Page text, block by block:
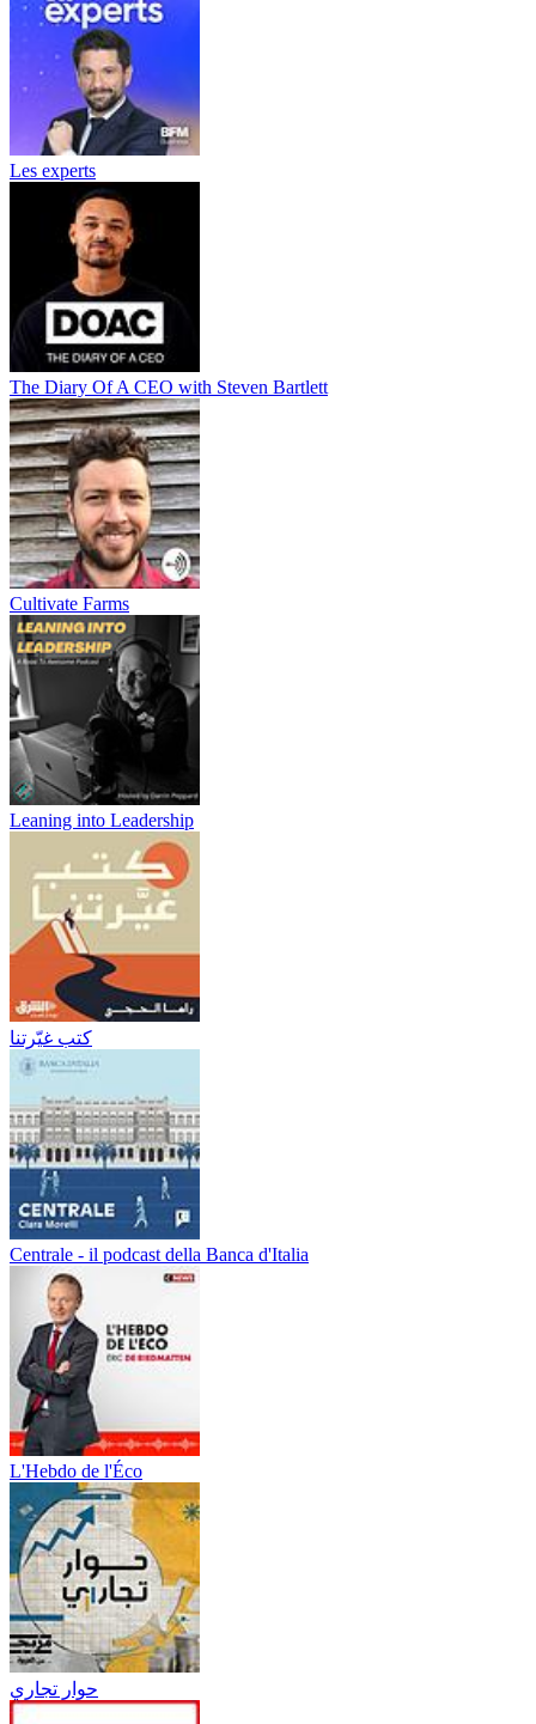
Les experts
The Diary Of A CEO with Steven Bartlett
Cultivate Farms
Leaning into Leadership
كتب غيّرتنا
Centrale - il podcast della Banca d'Italia
L'Hebdo de l'Éco
حوار تجاري